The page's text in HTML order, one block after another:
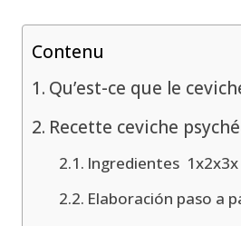
Contenu
Qu’est-ce que le
Recette ceviche
Ingredientes 1x2x3x
Elaboración paso a